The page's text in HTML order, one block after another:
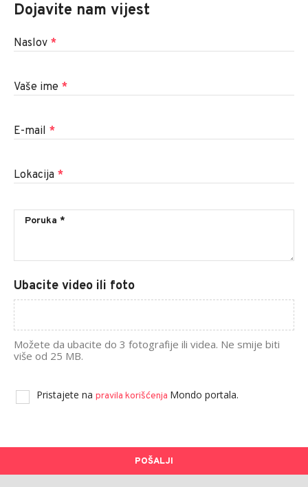
Dojavite nam vijest
Naslov *
Vaše ime *
E-mail *
Lokacija *
Ubacite video ili foto
Možete da ubacite do 3 fotografije ili videa. Ne smije biti
više od 25 MB.
Pristajete na pravila korišćenja Mondo portala.
POŠALJI